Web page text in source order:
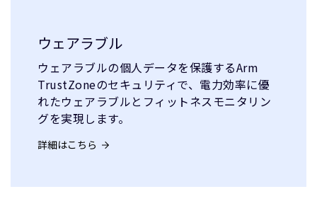
ウェアラブル
ウェアラブルの個人データを保護するArm
TrustZoneのセキュリティで、電力効率に優
れたウェアラブルとフィットネスモニタリン
グを実現します。
詳細はこちら